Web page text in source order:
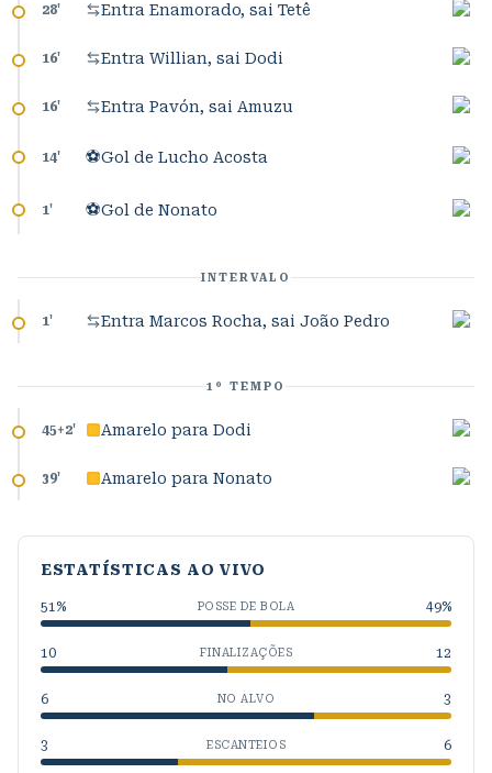
28' Entra Enamorado, sai Tetê
16' Entra Willian, sai Dodi
16' Entra Pavón, sai Amuzu
14' ⚽Gol de Lucho Acosta
1' ⚽Gol de Nonato
INTERVALO
1' Entra Marcos Rocha, sai João Pedro
1º TEMPO
45+2' Amarelo para Dodi
39' Amarelo para Nonato
ESTATÍSTICAS AO VIVO
51% POSSE DE BOLA 49%
10 FINALIZAÇÕES 12
6 NO ALVO 3
3 ESCANTEIOS 6